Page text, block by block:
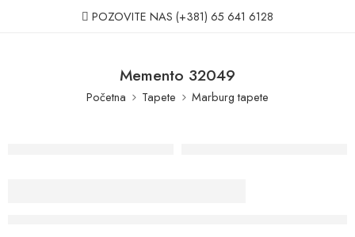
POZOVITE NAS (+381) 65 641 6128
Memento 32049
Početna Tapete Marburg tapete